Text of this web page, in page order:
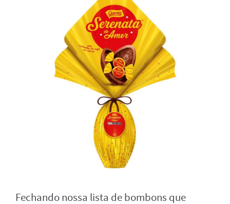
Fechando nossa lista de bombons que